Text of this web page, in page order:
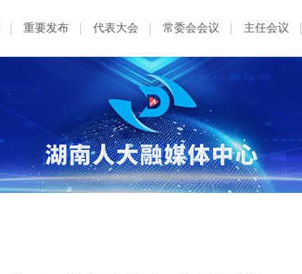
重要发布 代表大会 常委会会议 主任会议